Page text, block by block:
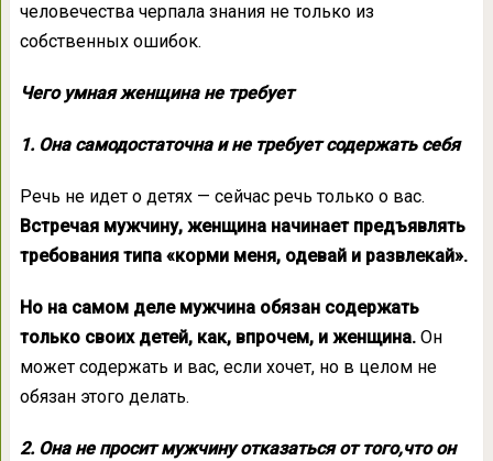
человечества черпала знания не только из
собственных ошибок.
Чего умная женщина не требует
1. Она самодостаточна и не требует содержать себя
Речь не идет о детях — сейчас речь только о вас.
Встречая мужчину, женщина начинает предъявлять
требования типа «корми меня, одевай и развлекай».
Но на самом деле мужчина обязан содержать
только своих детей, как, впрочем, и женщина.Он
может содержать и вас, если хочет, но в целом не
обязан этого делать.
2. Она не просит мужчину отказаться от того,что он